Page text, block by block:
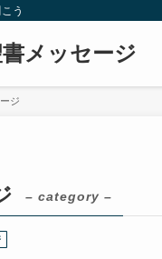
う
メッセージ
ジ
– category –